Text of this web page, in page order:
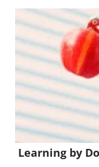
Learning by